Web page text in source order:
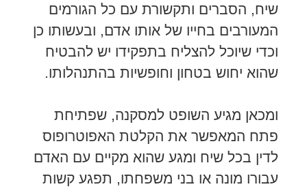
שיח, הסברים ותקשורת עם כל הגורמים
המעורבים בחייו של אותו אדם, ובעשותו כן
וכדי שיוכל להצליח בתפקידו יש להבטיח
שהוא יחוש בטחון וחופשיות בהתנהלותו.
ומכאן מגיע השופט למסקנה, שפתיחת
פתח המאפשר את הקלטת האפוטרופוס
לדין בכל שיח ומגע שהוא מקיים עם האדם
עבורו מונה או בני משפחתו, תפגע קשות